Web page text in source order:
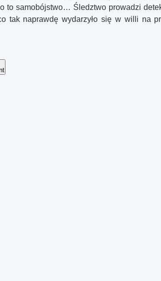
to samobójstwo… Śledztwo prowadzi
tak naprawdę wydarzyło się w willi na